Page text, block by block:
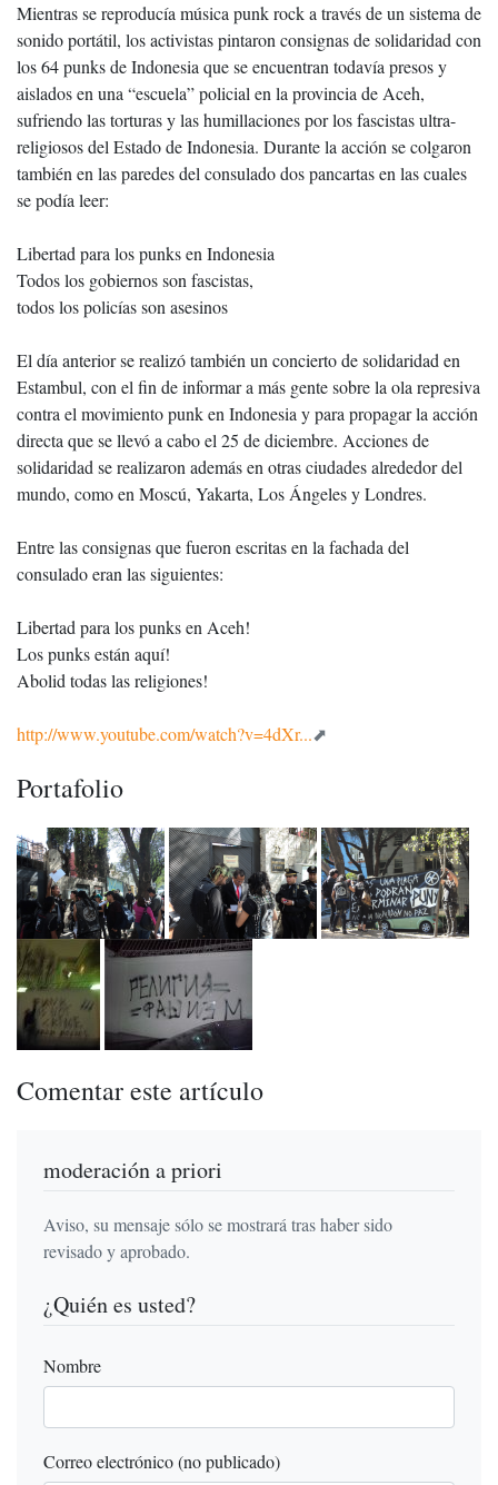
Mientras se reproducía música punk rock a través de un sistema de
sonido portátil, los activistas pintaron consignas de solidaridad con
los 64 punks de Indonesia que se encuentran todavía presos y
aislados en una “escuela” policial en la provincia de Aceh,
sufriendo las torturas y las humillaciones por los fascistas ultra-
religiosos del Estado de Indonesia. Durante la acción se colgaron
también en las paredes del consulado dos pancartas en las cuales
se podía leer:
Libertad para los punks en Indonesia
Todos los gobiernos son fascistas,
todos los policías son asesinos
El día anterior se realizó también un concierto de solidaridad en
Estambul, con el fin de informar a más gente sobre la ola represiva
contra el movimiento punk en Indonesia y para propagar la acción
directa que se llevó a cabo el 25 de diciembre. Acciones de
solidaridad se realizaron además en otras ciudades alrededor del
mundo, como en Moscú, Yakarta, Los Ángeles y Londres.
Entre las consignas que fueron escritas en la fachada del
consulado eran las siguientes:
Libertad para los punks en Aceh!
Los punks están aquí!
Abolid todas las religiones!
http://www.youtube.com/watch?v=4dXr...
Portafolio
Comentar este artículo
moderación a priori
Aviso, su mensaje sólo se mostrará tras haber sido
revisado y aprobado.
¿Quién es usted?
Nombre
Correo electrónico (no publicado)